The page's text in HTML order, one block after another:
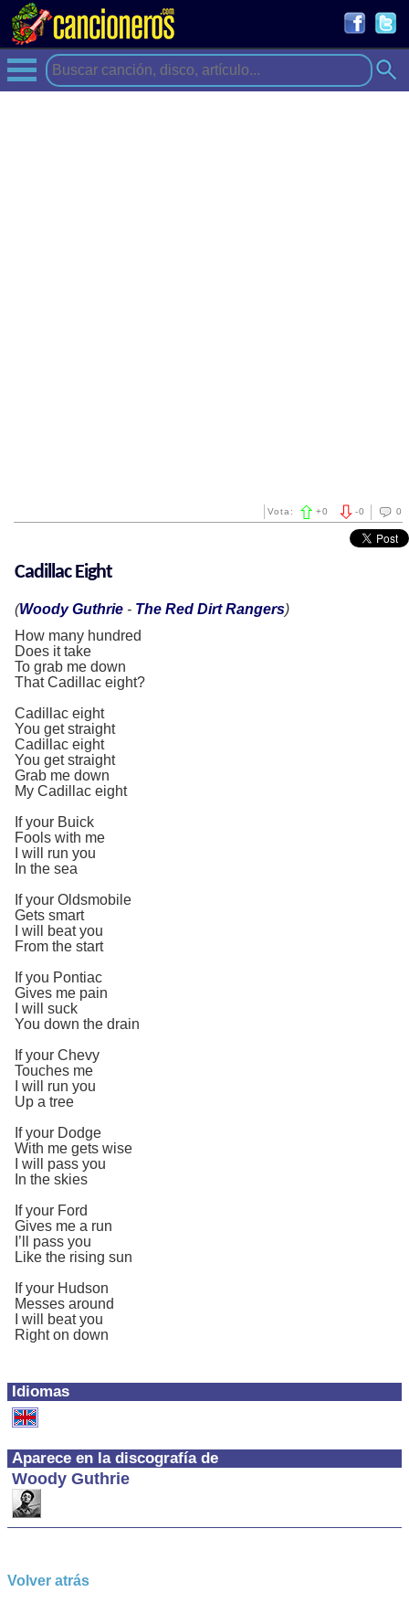
0
-0
Vota: +0
Idiomas
Aparece en la discografía de
Woody Guthrie
Cadillac Eight
(Woody Guthrie - The Red Dirt Rangers)
How many hundred
Does it take
To grab me down
That Cadillac eight?
Cadillac eight
You get straight
Cadillac eight
You get straight
Grab me down
My Cadillac eight
If your Buick
Fools with me
I will run you
In the sea
If your Oldsmobile
Gets smart
I will beat you
From the start
If you Pontiac
Gives me pain
I will suck
You down the drain
If your Chevy
Touches me
I will run you
Up a tree
If your Dodge
With me gets wise
I will pass you
In the skies
If your Ford
Gives me a run
I’ll pass you
Like the rising sun
If your Hudson
Messes around
I will beat you
Right on down
Volver atrás